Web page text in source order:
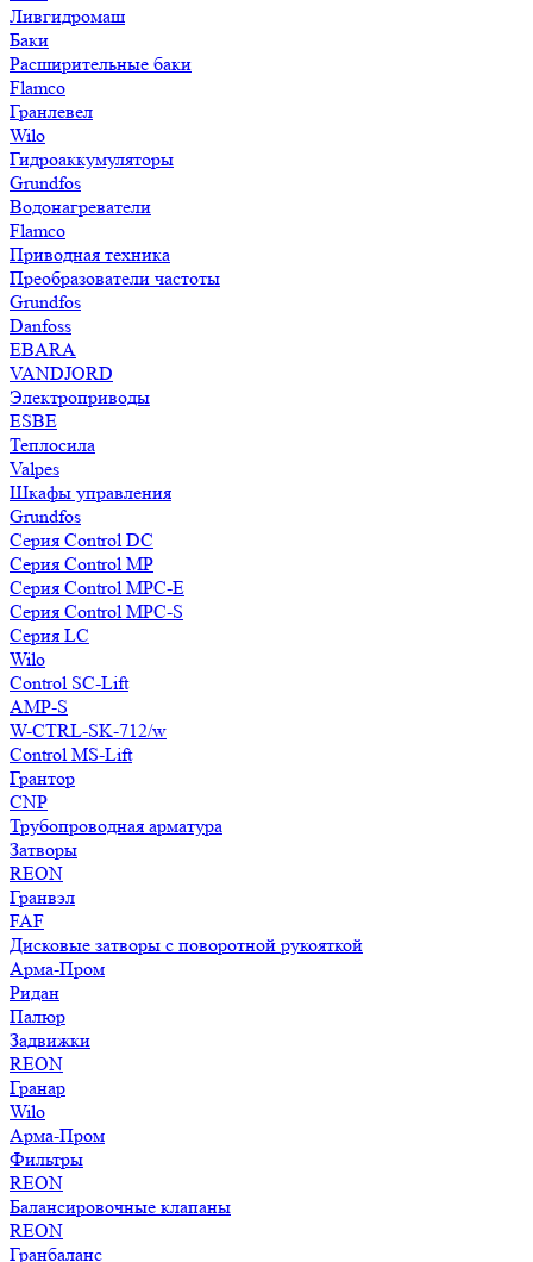
Ливгидромаш
Баки
Расширительные баки
Flamco
Гранлевел
Wilo
Гидроаккумуляторы
Grundfos
Водонагреватели
Flamco
Приводная техника
Преобразователи частоты
Grundfos
Danfoss
EBARA
VANDJORD
Электроприводы
ESBE
Теплосила
Valpes
Шкафы управления
Grundfos
Серия Control DC
Серия Control MP
Серия Control MPC-E
Серия Control MPC-S
Серия LC
Wilo
Control SC-Lift
AMP-S
W-CTRL-SK-712/w
Control MS-Lift
Грантор
CNP
Трубопроводная арматура
Затворы
REON
Гранвэл
FAF
Дисковые затворы с поворотной рукояткой
Арма-Пром
Ридан
Палюр
Задвижки
REON
Гранар
Wilo
Арма-Пром
Фильтры
REON
Балансировочные клапаны
REON
Гранбаланс